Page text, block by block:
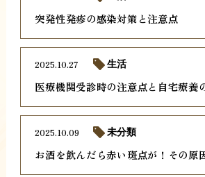
突発性発疹の感染対策と注意点
医療機関受診時の注意点と自宅療養
2025.10.27 生活
お酒を飲んだら赤い斑点が！その原
2025.10.09 未分類